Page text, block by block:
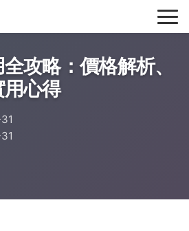
攻略：價格解析、
心得